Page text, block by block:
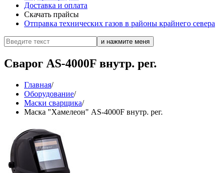
Доставка и оплата
Скачать прайсы
Отправка технических газов в районы крайнего севера
Сварог AS-4000F внутр. рег.
Главная/
Оборудование/
Маски сварщика/
Маска "Хамелеон" AS-4000F внутр. рег.